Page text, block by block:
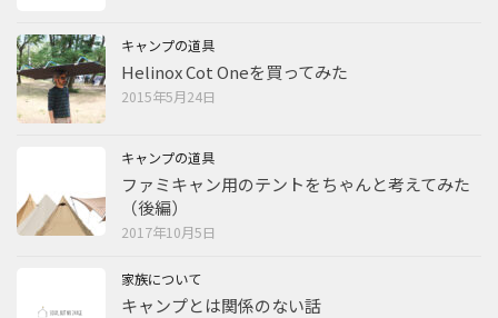
キャンプの道具
Helinox Cot Oneを買ってみた
2015年5月24日
キャンプの道具
ファミキャン用のテントをちゃんと考えてみた
（後編）
2017年10月5日
家族について
キャンプとは関係のない話